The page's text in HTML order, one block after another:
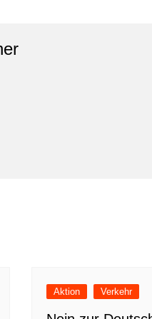
Aktion Verkehr